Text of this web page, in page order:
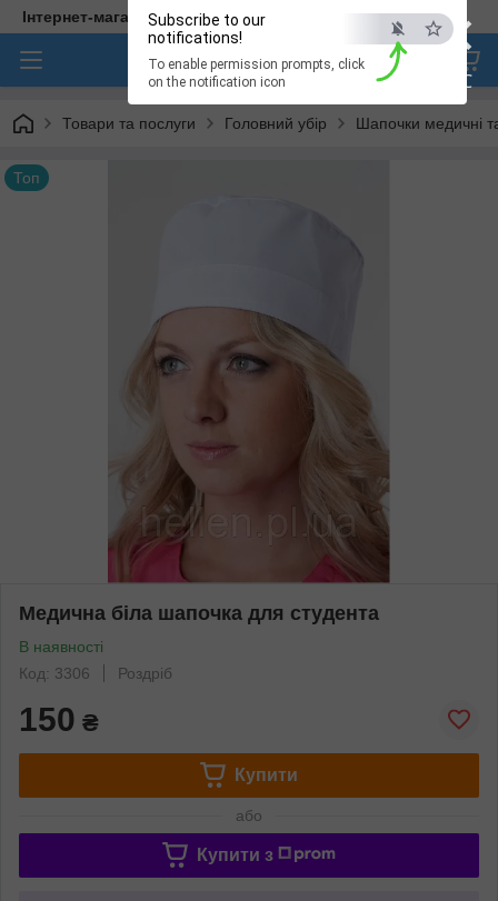
×
ESC
Subscribe to our
notifications!
To enable permission prompts, click
on the notification icon
Інтернет-магазин медичного одягу "Hellen"
Товари та послуги Головний убір Шапочки медичні
Топ
Медична біла шапочка для студента
В наявності
Код: 3306
Роздріб
150 ₴
Купити
або
Купити з